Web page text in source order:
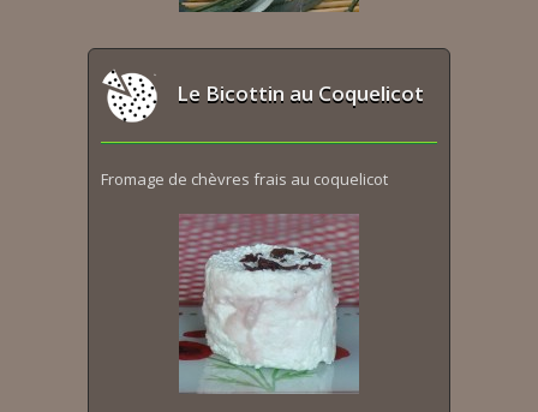
Le Bicottin au Coquelicot
Fromage de chèvres frais au coquelicot